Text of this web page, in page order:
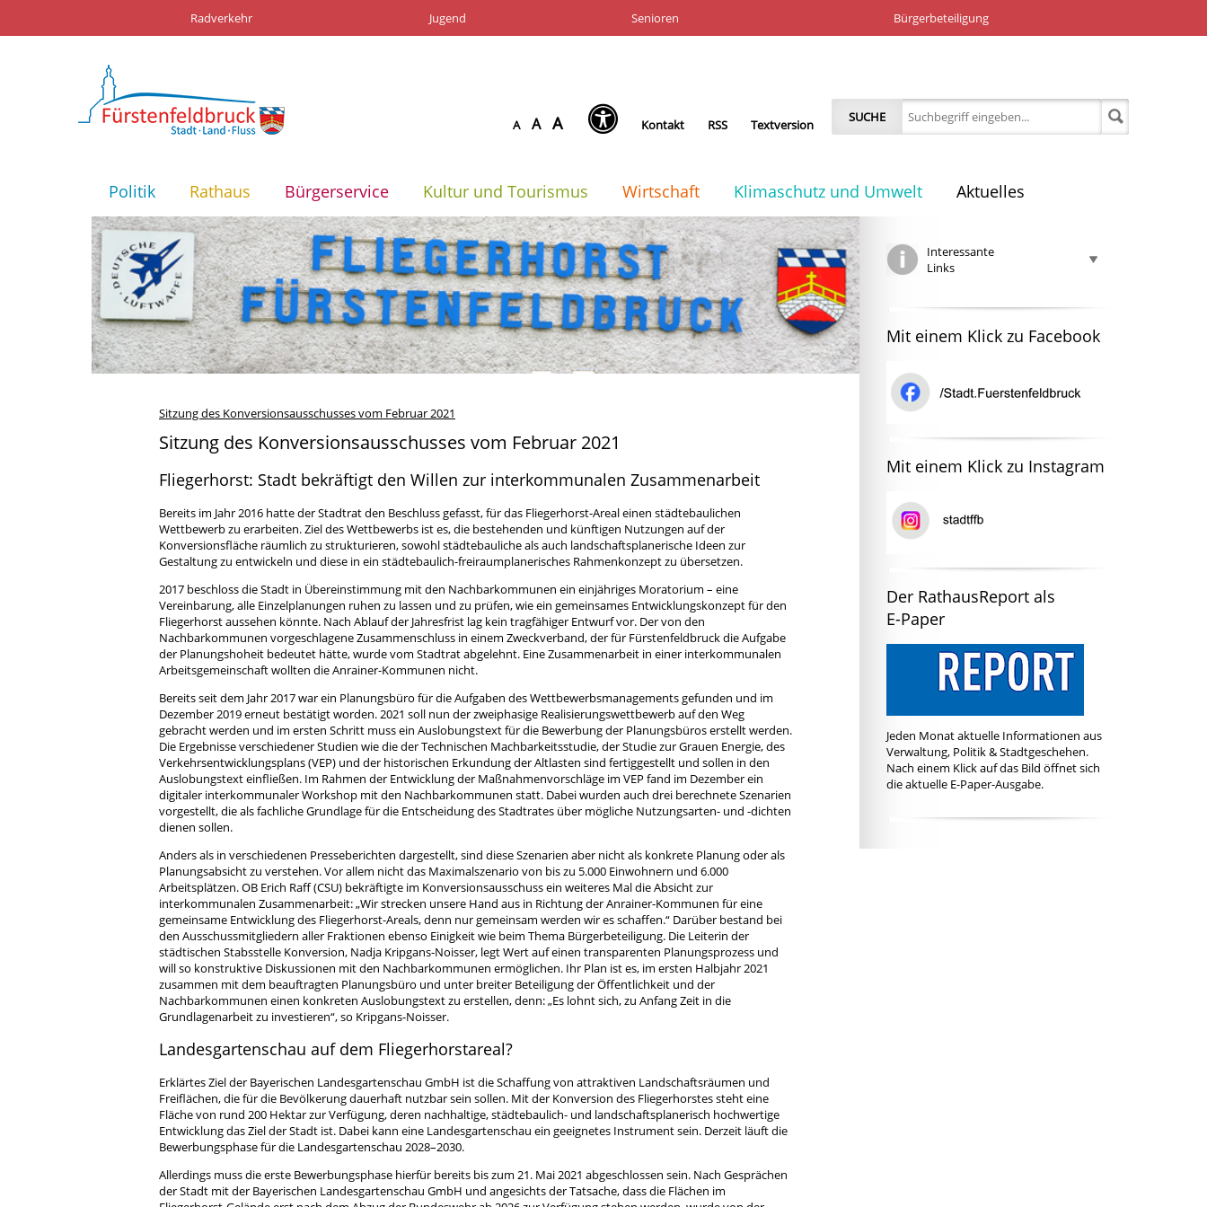
Radverkehr Jugend Senioren Bürgerbeteiligung
A A A Kontakt RSS Textversion SUCHE
Politik Rathaus Bürgerservice Kultur und Tourismus Wirtschaft Klimaschutz und Umwelt Aktuelles
Sitzung des Konversionsausschusses vom Februar 2021
Sitzung des Konversionsausschusses vom Februar 2021
Fliegerhorst: Stadt bekräftigt den Willen zur interkommunalen Zusammenarbeit
Bereits im Jahr 2016 hatte der Stadtrat den Beschluss gefasst, für das Fliegerhorst-Areal einen städtebaulichen
Wettbewerb zu erarbeiten. Ziel des Wettbewerbs ist es, die bestehenden und künftigen Nutzungen auf der
Konversionsfläche räumlich zu strukturieren, sowohl städtebauliche als auch landschaftsplanerische Ideen zur
Gestaltung zu entwickeln und diese in ein städtebaulich-freiraumplanerisches Rahmenkonzept zu übersetzen.
2017 beschloss die Stadt in Übereinstimmung mit den Nachbarkommunen ein einjähriges Moratorium – eine
Vereinbarung, alle Einzelplanungen ruhen zu lassen und zu prüfen, wie ein gemeinsames Entwicklungskonzept für den
Fliegerhorst aussehen könnte. Nach Ablauf der Jahresfrist lag kein tragfähiger Entwurf vor. Der von den
Nachbarkommunen vorgeschlagene Zusammenschluss in einem Zweckverband, der für Fürstenfeldbruck die Aufgabe
der Planungshoheit bedeutet hätte, wurde vom Stadtrat abgelehnt. Eine Zusammenarbeit in einer interkommunalen
Arbeitsgemeinschaft wollten die Anrainer-Kommunen nicht.
Bereits seit dem Jahr 2017 war ein Planungsbüro für die Aufgaben des Wettbewerbsmanagements gefunden und im
Dezember 2019 erneut bestätigt worden. 2021 soll nun der zweiphasige Realisierungswettbewerb auf den Weg
gebracht werden und im ersten Schritt muss ein Auslobungstext für die Bewerbung der Planungsbüros erstellt werden.
Die Ergebnisse verschiedener Studien wie die der Technischen Machbarkeitsstudie, der Studie zur Grauen Energie, des
Verkehrsentwicklungsplans (VEP) und der historischen Erkundung der Altlasten sind fertiggestellt und sollen in den
Auslobungstext einfließen. Im Rahmen der Entwicklung der Maßnahmenvorschläge im VEP fand im Dezember ein
digitaler interkommunaler Workshop mit den Nachbarkommunen statt. Dabei wurden auch drei berechnete Szenarien
vorgestellt, die als fachliche Grundlage für die Entscheidung des Stadtrates über mögliche Nutzungsarten- und -dichten
dienen sollen.
Anders als in verschiedenen Presseberichten dargestellt, sind diese Szenarien aber nicht als konkrete Planung oder als
Planungsabsicht zu verstehen. Vor allem nicht das Maximalszenario von bis zu 5.000 Einwohnern und 6.000
Arbeitsplätzen. OB Erich Raff (CSU) bekräftigte im Konversionsausschuss ein weiteres Mal die Absicht zur
interkommunalen Zusammenarbeit: „Wir strecken unsere Hand aus in Richtung der Anrainer-Kommunen für eine
gemeinsame Entwicklung des Fliegerhorst-Areals, denn nur gemeinsam werden wir es schaffen.“ Darüber bestand bei
den Ausschussmitgliedern aller Fraktionen ebenso Einigkeit wie beim Thema Bürgerbeteiligung. Die Leiterin der
städtischen Stabsstelle Konversion, Nadja Kripgans-Noisser, legt Wert auf einen transparenten Planungsprozess und
will so konstruktive Diskussionen mit den Nachbarkommunen ermöglichen. Ihr Plan ist es, im ersten Halbjahr 2021
zusammen mit dem beauftragten Planungsbüro und unter breiter Beteiligung der Öffentlichkeit und der
Nachbarkommunen einen konkreten Auslobungstext zu erstellen, denn: „Es lohnt sich, zu Anfang Zeit in die
Grundlagenarbeit zu investieren“, so Kripgans-Noisser.
Landesgartenschau auf dem Fliegerhorstareal?
Erklärtes Ziel der Bayerischen Landesgartenschau GmbH ist die Schaffung von attraktiven Landschaftsräumen und
Freiflächen, die für die Bevölkerung dauerhaft nutzbar sein sollen. Mit der Konversion des Fliegerhorstes steht eine
Fläche von rund 200 Hektar zur Verfügung, deren nachhaltige, städtebaulich- und landschaftsplanerisch hochwertige
Entwicklung das Ziel der Stadt ist. Dabei kann eine Landesgartenschau ein geeignetes Instrument sein. Derzeit läuft die
Bewerbungsphase für die Landesgartenschau 2028–2030.
Allerdings muss die erste Bewerbungsphase hierfür bereits bis zum 21. Mai 2021 abgeschlossen sein. Nach Gesprächen
der Stadt mit der Bayerischen Landesgartenschau GmbH und angesichts der Tatsache, dass die Flächen im
Interessante
Links
Mit einem Klick zu Facebook
Mit einem Klick zu Instagram
Der RathausReport als
E-Paper
Jeden Monat aktuelle Informationen aus
Verwaltung, Politik & Stadtgeschehen.
Nach einem Klick auf das Bild öffnet sich
die aktuelle E-Paper-Ausgabe.